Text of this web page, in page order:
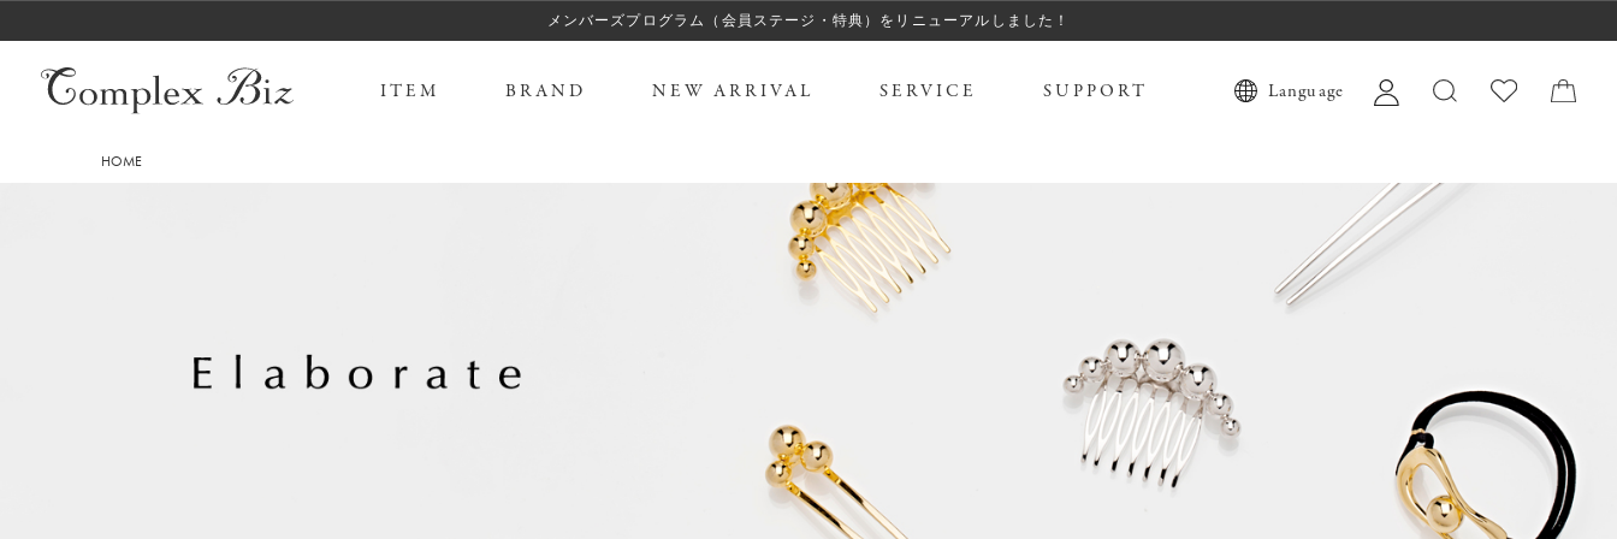
メンバーズプログラム（会員ステージ・特典）をリニューアルしました！
ITEM BRAND NEW ARRIVAL SERVICE SUPPORT Language
HOME